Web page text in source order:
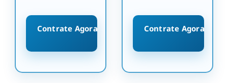
Contrate Agora Contrate Agora